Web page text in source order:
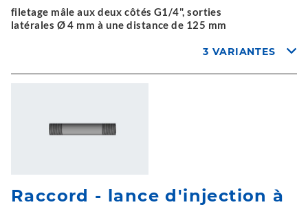
filetage mâle aux deux côtés G1/4", sorties
latérales Ø 4 mm à une distance de 125 mm
3 VARIANTES
Raccord - lance d'injection à